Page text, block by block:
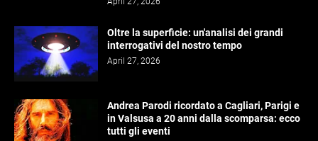
Oltre la superficie: un'analisi dei grandi
interrogativi del nostro tempo
April 27, 2026
Andrea Parodi ricordato a Cagliari, Parigi e
in Valsusa a 20 anni dalla scomparsa: ecco
tutti gli eventi